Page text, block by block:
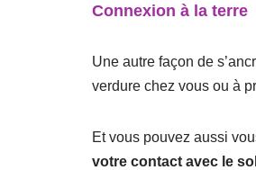
Connexion à la terre
Une autre façon de
verdure chez vous ou à
Et vous pouvez aussi
votre contact avec le sol